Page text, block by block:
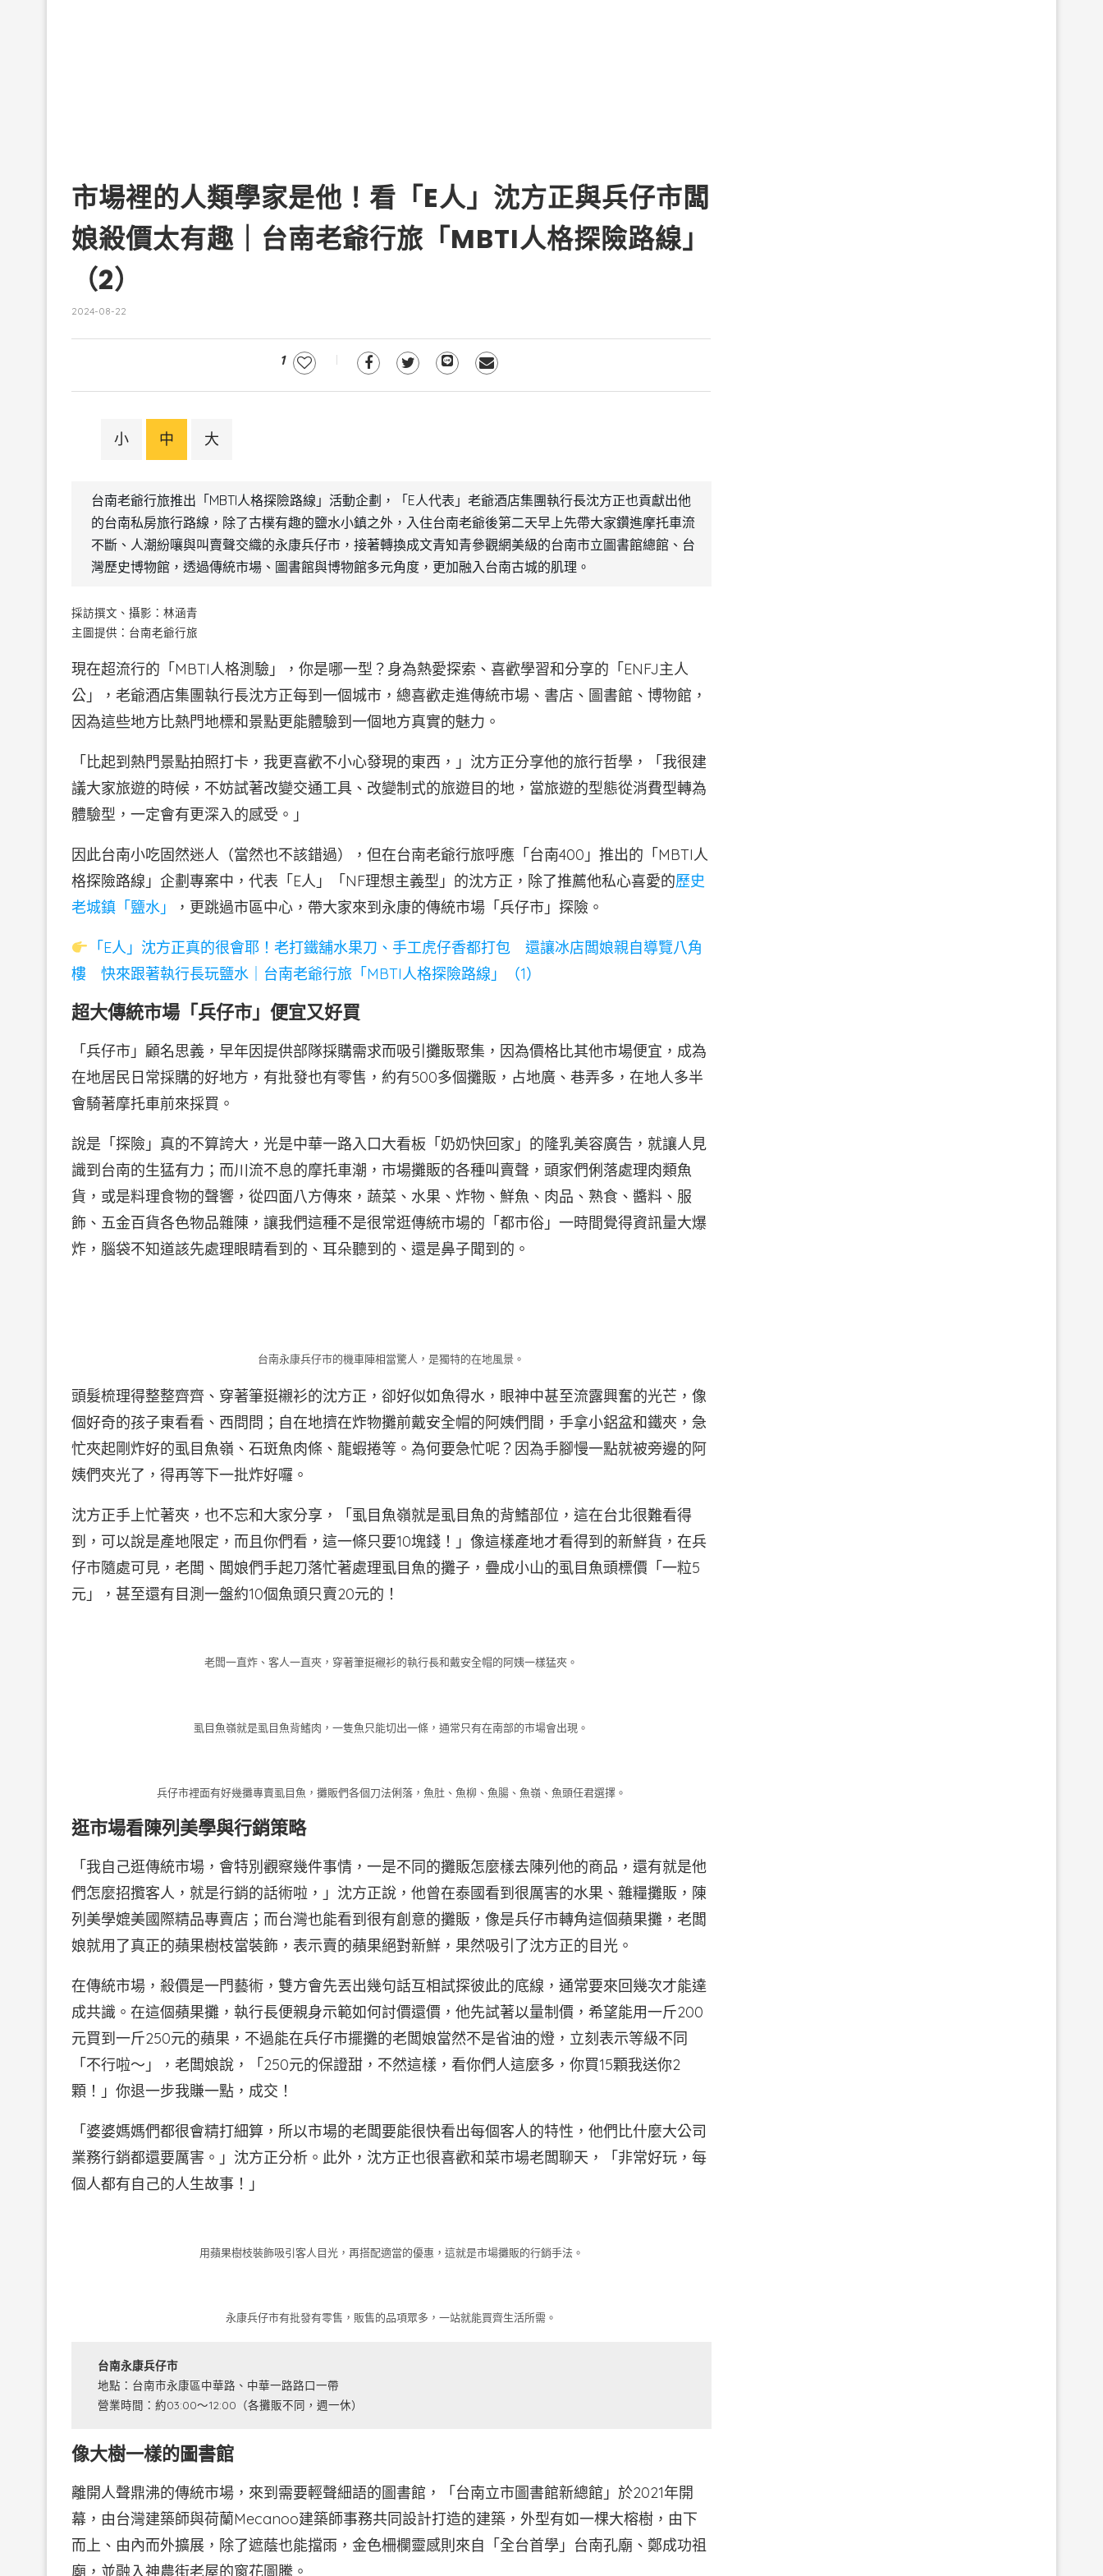
市場裡的人類學家是他！看「E人」沈方正與兵仔市闆
娘殺價太有趣｜台南老爺行旅「MBTI人格探險路線」
（2）
2024-08-22
1
小 中 大
台南老爺行旅推出「MBTI人格探險路線」活動企劃，「E人代表」老爺酒店集團執行長沈方正也貢獻出他
的台南私房旅行路線，除了古樸有趣的鹽水小鎮之外，入住台南老爺後第二天早上先帶大家鑽進摩托車流
不斷、人潮紛嚷與叫賣聲交織的永康兵仔市，接著轉換成文青知青參觀網美級的台南市立圖書館總館、台
灣歷史博物館，透過傳統市場、圖書館與博物館多元角度，更加融入台南古城的肌理。
採訪撰文、攝影：林涵青
主圖提供：台南老爺行旅
現在超流行的「MBTI人格測驗」，你是哪一型？身為熱愛探索、喜歡學習和分享的「ENFJ主人
公」，老爺酒店集團執行長沈方正每到一個城市，總喜歡走進傳統市場、書店、圖書館、博物館，
因為這些地方比熱門地標和景點更能體驗到一個地方真實的魅力。
「比起到熱門景點拍照打卡，我更喜歡不小心發現的東西，」沈方正分享他的旅行哲學，「我很建
議大家旅遊的時候，不妨試著改變交通工具、改變制式的旅遊目的地，當旅遊的型態從消費型轉為
體驗型，一定會有更深入的感受。」
因此台南小吃固然迷人（當然也不該錯過），但在台南老爺行旅呼應「台南400」推出的「MBTI人
格探險路線」企劃專案中，代表「E人」「NF理想主義型」的沈方正，除了推薦他私心喜愛的歷史
老城鎮「鹽水」
，更跳過市區中心，帶大家來到永康的傳統市場「兵仔市」探險。
「E人」沈方正真的很會耶！老打鐵舖水果刀、手工虎仔香都打包 還讓冰店闆娘親自導覽八角
樓 快來跟著執行長玩鹽水｜台南老爺行旅「MBTI人格探險路線」（1）
超大傳統市場「兵仔市」便宜又好買
「兵仔市」顧名思義，早年因提供部隊採購需求而吸引攤販聚集，因為價格比其他市場便宜，成為
在地居民日常採購的好地方，有批發也有零售，約有500多個攤販，占地廣、巷弄多，在地人多半
會騎著摩托車前來採買。
說是「探險」真的不算誇大，光是中華一路入口大看板「奶奶快回家」的隆乳美容廣告，就讓人見
識到台南的生猛有力；而川流不息的摩托車潮，市場攤販的各種叫賣聲，頭家們俐落處理肉類魚
貨，或是料理食物的聲響，從四面八方傳來，蔬菜、水果、炸物、鮮魚、肉品、熟食、醬料、服
飾、五金百貨各色物品雜陳，讓我們這種不是很常逛傳統市場的「都市俗」一時間覺得資訊量大爆
炸，腦袋不知道該先處理眼睛看到的、耳朵聽到的、還是鼻子聞到的。
台南永康兵仔市的機車陣相當驚人，是獨特的在地風景。
頭髮梳理得整整齊齊、穿著筆挺襯衫的沈方正，卻好似如魚得水，眼神中甚至流露興奮的光芒，像
個好奇的孩子東看看、西問問；自在地擠在炸物攤前戴安全帽的阿姨們間，手拿小鋁盆和鐵夾，急
忙夾起剛炸好的虱目魚嶺、石斑魚肉條、龍蝦捲等。為何要急忙呢？因為手腳慢一點就被旁邊的阿
姨們夾光了，得再等下一批炸好囉。
沈方正手上忙著夾，也不忘和大家分享，「虱目魚嶺就是虱目魚的背鰭部位，這在台北很難看得
到，可以說是產地限定，而且你們看，這一條只要10塊錢！」像這樣產地才看得到的新鮮貨，在兵
仔市隨處可見，老闆、闆娘們手起刀落忙著處理虱目魚的攤子，疊成小山的虱目魚頭標價「一粒5
元」，甚至還有目測一盤約10個魚頭只賣20元的！
老闆一直炸、客人一直夾，穿著筆挺襯衫的執行長和戴安全帽的阿姨一樣猛夾。
虱目魚嶺就是虱目魚背鰭肉，一隻魚只能切出一條，通常只有在南部的市場會出現。
兵仔市裡面有好幾攤專賣虱目魚，攤販們各個刀法俐落，魚肚、魚柳、魚腸、魚嶺、魚頭任君選擇。
逛市場看陳列美學與行銷策略
「我自己逛傳統市場，會特別觀察幾件事情，一是不同的攤販怎麼樣去陳列他的商品，還有就是他
們怎麼招攬客人，就是行銷的話術啦，」沈方正說，他曾在泰國看到很厲害的水果、雜糧攤販，陳
列美學媲美國際精品專賣店；而台灣也能看到很有創意的攤販，像是兵仔市轉角這個蘋果攤，老闆
娘就用了真正的蘋果樹枝當裝飾，表示賣的蘋果絕對新鮮，果然吸引了沈方正的目光。
在傳統市場，殺價是一門藝術，雙方會先丟出幾句話互相試探彼此的底線，通常要來回幾次才能達
成共識。在這個蘋果攤，執行長便親身示範如何討價還價，他先試著以量制價，希望能用一斤200
元買到一斤250元的蘋果，不過能在兵仔市擺攤的老闆娘當然不是省油的燈，立刻表示等級不同
「不行啦～」，老闆娘說，「250元的保證甜，不然這樣，看你們人這麼多，你買15顆我送你2
顆！」你退一步我賺一點，成交！
「婆婆媽媽們都很會精打細算，所以市場的老闆要能很快看出每個客人的特性，他們比什麼大公司
業務行銷都還要厲害。」沈方正分析。此外，沈方正也很喜歡和菜市場老闆聊天，「非常好玩，每
個人都有自己的人生故事！」
用蘋果樹枝裝飾吸引客人目光，再搭配適當的優惠，這就是市場攤販的行銷手法。
永康兵仔市有批發有零售，販售的品項眾多，一站就能買齊生活所需。
台南永康兵仔市
地點：台南市永康區中華路、中華一路路口一帶
營業時間：約03:00～12:00（各攤販不同，週一休）
像大樹一樣的圖書館
離開人聲鼎沸的傳統市場，來到需要輕聲細語的圖書館，「台南立市圖書館新總館」於2021年開
幕，由台灣建築師與荷蘭Mecanoo建築師事務共同設計打造的建築，外型有如一棵大榕樹，由下
而上、由內而外擴展，除了遮蔭也能擋雨，金色柵欄靈感則來自「全台首學」台南孔廟、鄭成功祖
廟，並融入神農街老屋的窗花圖騰。